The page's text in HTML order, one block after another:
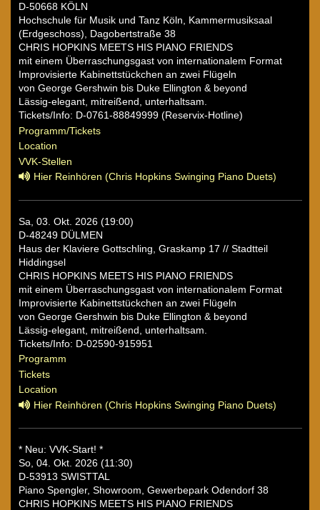
D-50668 KÖLN
Hochschule für Musik und Tanz Köln, Kammermusiksaal
(Erdgeschoss), Dagobertstraße 38
CHRIS HOPKINS MEETS HIS PIANO FRIENDS
mit einem Überraschungsgast von internationalem Format
Improvisierte Kabinettstückchen an zwei Flügeln
von George Gershwin bis Duke Ellington & beyond
Lässig-elegant, mitreißend, unterhaltsam.
Tickets/Info: D-0761-88849999 (Reservix-Hotline)
Programm/Tickets
Location
VVK-Stellen
Hier Reinhören (Chris Hopkins Swinging Piano Duets)
Sa, 03. Okt. 2026 (19:00)
D-48249 DÜLMEN
Haus der Klaviere Gottschling, Graskamp 17 // Stadtteil
Hiddingsel
CHRIS HOPKINS MEETS HIS PIANO FRIENDS
mit einem Überraschungsgast von internationalem Format
Improvisierte Kabinettstückchen an zwei Flügeln
von George Gershwin bis Duke Ellington & beyond
Lässig-elegant, mitreißend, unterhaltsam.
Tickets/Info: D-02590-915951
Programm
Tickets
Location
Hier Reinhören (Chris Hopkins Swinging Piano Duets)
* Neu: VVK-Start! *
So, 04. Okt. 2026 (11:30)
D-53913 SWISTTAL
Piano Spengler, Showroom, Gewerbepark Odendorf 38
CHRIS HOPKINS MEETS HIS PIANO FRIENDS